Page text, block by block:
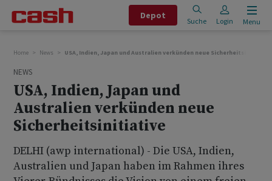
Depot
Suche Login Menu
Home News USA, Indien, Japan und Australien verkünden neue Sicherheitsinitiative
NEWS
USA, Indien, Japan und
Australien verkünden neue
Sicherheitsinitiative
DELHI (awp international) - Die USA, Indien,
Australien und Japan haben im Rahmen ihres